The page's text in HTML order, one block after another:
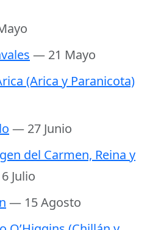
— 21 Mayo
(Arica y Paranicota)
— 27 Junio
del Carmen, Reina y
Julio
— 15 Agosto